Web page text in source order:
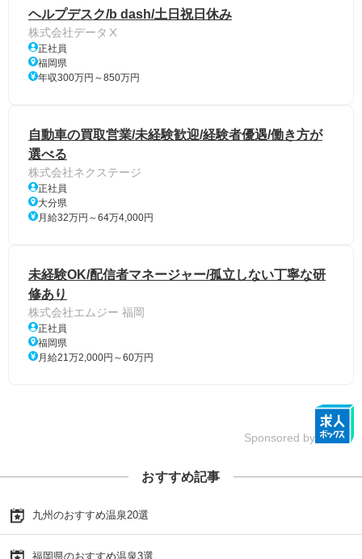
ヘルプデスク/b dash/土日祝日休み
株式会社データⅩ
正社員
福岡県
年収300万円～850万円
自動車の買取営業/未経験歓迎/経験者優遇/働き方が
選べる
株式会社ネクステージ
正社員
大分県
月給32万円～64万4,000円
未経験OK/配信者マネージャー/孤立しない丁寧な研
修あり
株式会社エムジー 福岡
正社員
福岡県
月給21万2,000円～60万円
Sponsored by
おすすめ記事
九州のおすすめ温泉20選
福岡県のおすすめ温泉3選